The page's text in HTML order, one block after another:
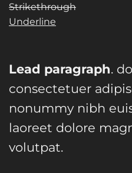
Strikethrough
Underline
Lead paragraph.
consectetuer
nonummy nibh
laoreet dolore
volutpat.